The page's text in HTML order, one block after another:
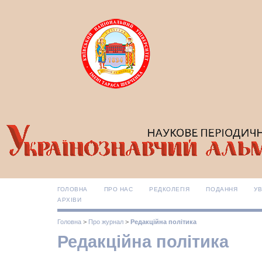
ГОЛОВНА ПРО НАС РЕДКОЛЕГІЯ ПОДАННЯ
АРХІВИ
Головна > Про журнал > Редакційна політика
Редакційна політика